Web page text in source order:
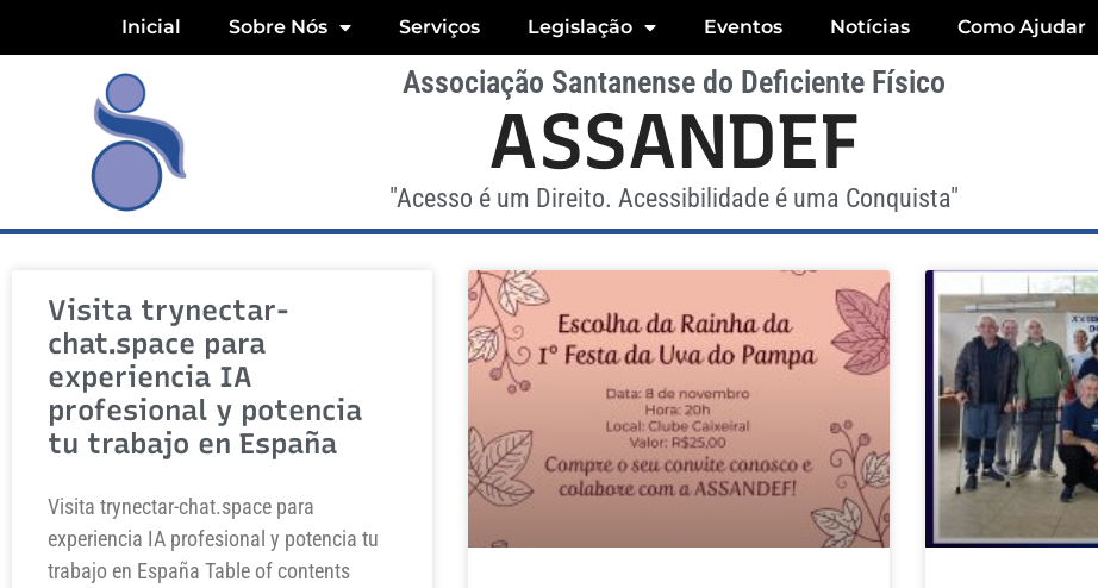
Inicial Sobre Nós Serviços Legislação Eventos Notícias Como Ajudar
Associação Santanense do Deficiente Físico
ASSANDEF
"Acesso é um Direito. Acessibilidade é uma Conquista"
Visita trynectar-
chat.space para
experiencia IA
profesional y potencia
tu trabajo en España
Visita trynectar-chat.space para
experiencia IA profesional y potencia tu
trabajo en España Table of contents